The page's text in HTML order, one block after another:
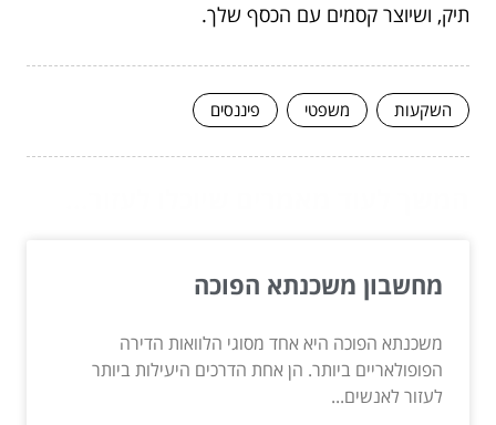
תיק, ושיוצר קסמים עם הכסף שלך.
השקעות משפטי פיננסים
מחשבון משכנתא הפוכה
משכנתא הפוכה היא אחד מסוגי הלוואות הדירה
הפופולאריים ביותר. הן אחת הדרכים היעילות ביותר
לעזור לאנשים...